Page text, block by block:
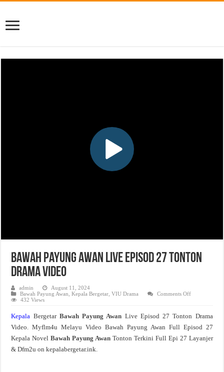
Bawah Payung Awan Live Episod 27 Tonton
Drama Video
admin
August 11, 2024
Bawah Payung Awan ,Kepala Bergetar ,VIU Drama Comments Offon
Live
27
Tonton
Drama
432 Views
Kepala Bergetar Bawah Payung Awan Live Episod 27 Tonton Drama
Video. Myflm4u Melayu Video Bawah Payung Awan Full Episod 27
Kepala Novel Bawah Payung Awan Tonton Terkini Full Epi 27 Layanjer
& Dfm2u on kepalabergetar.ink.